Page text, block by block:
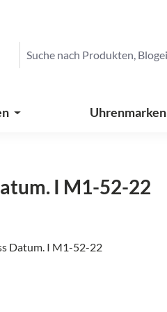
Uhrenmarken
I M1-52-22